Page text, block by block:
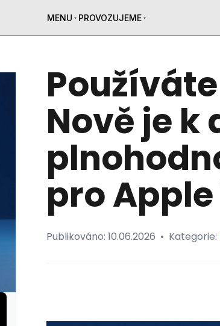
MENU PROVOZUJEME
Nově je k
pro
Publikováno: 10.06.2026 • Kategorie: